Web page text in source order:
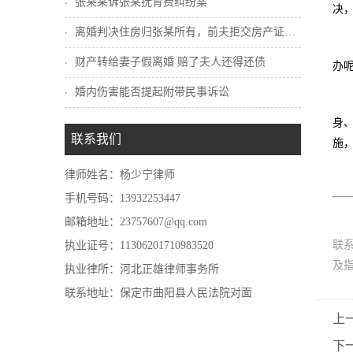
离婚判决住房归张某所有，前夫拒交房产证怎...
财产转给妻子假离婚 赔了夫人还得还债
婚内伤害能否提起附带民事诉讼
联系我们
律师姓名：杨少宁律师
手机号码：13932253447
邮箱地址：23757607@qq.com
执业证号：11306201710983520
执业律所：河北正雄律师事务所
联系地址：保定市曲阳县人民法院对面
决
办
身
施
联
及
下